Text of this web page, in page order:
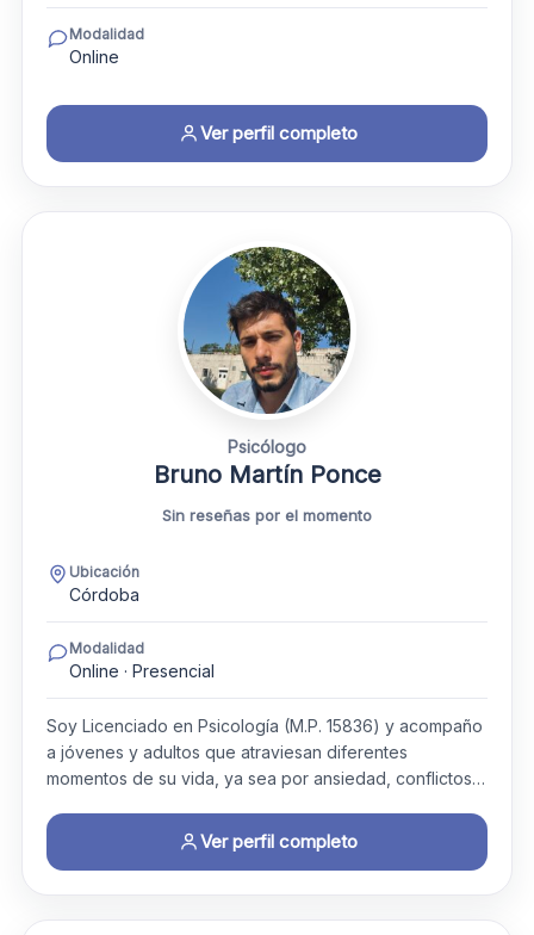
Modalidad
Online
Ver perfil completo
Psicólogo
Bruno Martín Ponce
Sin reseñas por el momento
Ubicación
Córdoba
Modalidad
Online · Presencial
Soy Licenciado en Psicología (M.P. 15836) y acompaño
a jóvenes y adultos que atraviesan diferentes
momentos de su vida, ya sea por ansiedad, conflictos…
Ver perfil completo